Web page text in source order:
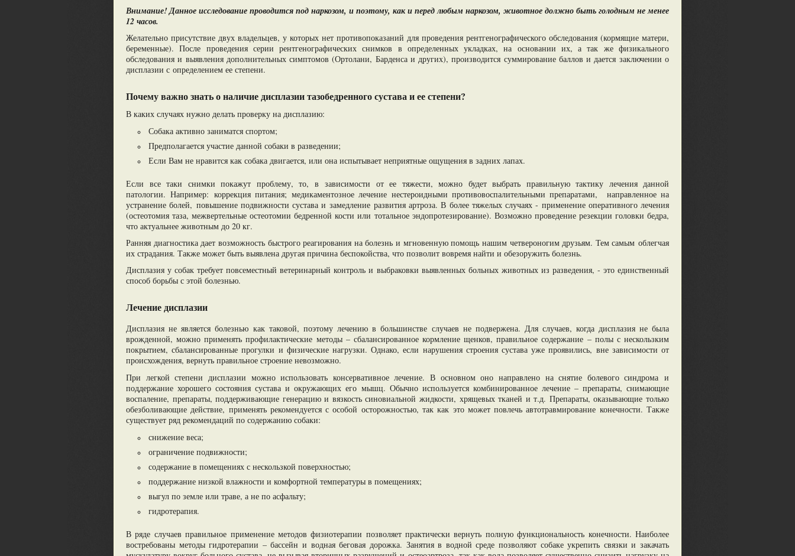
Внимание! Данное исследование проводится под наркозом, и поэтому, как и перед любым наркозом, животное должно быть голодным не менее
12 часов.
Желательно присутствие двух владельцев, у которых нет противопоказаний для проведения рентгенографического обследования (кормящие матери,
беременные). После проведения серии рентгенографических снимков в определенных укладках, на основании их, а так же физикального
обследования и выявления дополнительных симптомов (Ортолани, Барденса и других), производится суммирование баллов и дается заключении о
дисплазии с определением ее степени.
Почему важно знать о наличие дисплазии тазобедренного сустава и ее степени?
В каких случаях нужно делать проверку на дисплазию:
Собака активно заниматся спортом;
Предполагается участие данной собаки в разведении;
Если Вам не нравится как собака двигается, или она испытывает неприятные ощущения в задних лапах.
Если все таки снимки покажут проблему, то, в зависимости от ее тяжести, можно будет выбрать правильную тактику лечения данной
патологии. Например: коррекция питания; медикаментозное лечение нестероидными противовоспалительными препаратами, направленное на
устранение болей, повышение подвижности сустава и замедление развития артроза. В более тяжелых случаях - применение оперативного лечения
(остеотомия таза, межвертельные остеотомии бедренной кости или тотальное эндопротезирование). Возможно проведение резекции головки бедра,
что актуальнее животным до 20 кг.
Ранняя диагностика дает возможность быстрого реагирования на болезнь и мгновенную помощь нашим четвероногим друзьям. Тем самым облегчая
их страдания. Также может быть выявлена другая причина беспокойства, что позволит вовремя найти и обезоружить болезнь.
Дисплазия у собак требует повсеместный ветеринарный контроль и выбраковки выявленных больных животных из разведения, - это единственный
способ борьбы с этой болезнью.
Лечение дисплазии
Дисплазия не является болезнью как таковой, поэтому лечению в большинстве случаев не подвержена. Для случаев, когда дисплазия не была
врожденной, можно применять профилактические методы – сбалансированное кормление щенков, правильное содержание – полы с нескользким
покрытием, сбалансированные прогулки и физические нагрузки. Однако, если нарушения строения сустава уже проявились, вне зависимости от
происхождения, вернуть правильное строение невозможно.
При легкой степени дисплазии можно использовать консервативное лечение. В основном оно направлено на снятие болевого синдрома и
поддержание хорошего состояния сустава и окружающих его мышц. Обычно используется комбинированное лечение – препараты, снимающие
воспаление, препараты, поддерживающие генерацию и вязкость синовиальной жидкости, хрящевых тканей и т.д. Препараты, оказывающие только
обезболивающие действие, применять рекомендуется с особой осторожностью, так как это может повлечь автотравмирование конечности. Также
существует ряд рекомендаций по содержанию собаки:
снижение веса;
ограничение подвижности;
содержание в помещениях с нескользкой поверхностью;
поддержание низкой влажности и комфортной температуры в помещениях;
выгул по земле или траве, а не по асфальту;
гидротерапия.
В ряде случаев правильное применение методов физиотерапии позволяет практически вернуть полную функциональность конечности. Наиболее
востребованы методы гидротерапии – бассейн и водная беговая дорожка. Занятия в водной среде позволяют собаке укрепить связки и закачать